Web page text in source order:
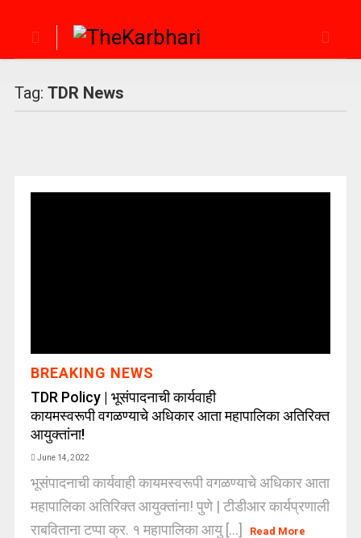
Tag: TDR News
BREAKING NEWS
TDR Policy | भूसंपादनाची कार्यवाही
कायमस्वरूपी वगळण्याचे अधिकार आता महापालिका अतिरिक्त
आयुक्तांना!
June 14, 2022
भूसंपादनाची कार्यवाही कायमस्वरूपी वगळण्याचे अधिकार आता
महापालिका अतिरिक्त आयुक्तांना! पुणे | टीडीआर कार्यप्रणाली
राबविताना टप्पा क्र. १ महापालिका आयु [...]
Read More